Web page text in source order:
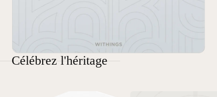
Célébrez l'héritage